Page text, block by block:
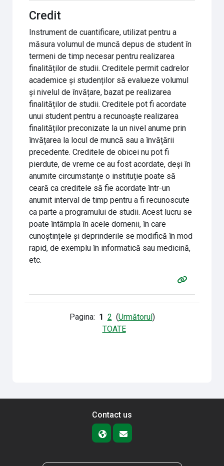
Credit
Instrument de cuantificare, utilizat pentru a
măsura volumul de muncă depus de student în
termeni de timp necesar pentru realizarea
finalităților de studii. Creditele permit cadrelor
academice și studenților să evalueze volumul
și nivelul de învățare, bazat pe realizarea
finalităților de studii. Creditele pot fi acordate
unui student pentru a recunoaște realizarea
finalităților preconizate la un nivel anume prin
învățarea la locul de muncă sau a învățării
precedente. Creditele de obicei nu pot fi
pierdute, de vreme ce au fost acordate, deși în
anumite circumstanțe o instituție poate să
ceară ca creditele să fie acordate într-un
anumit interval de timp pentru a fi recunoscute
ca parte a programului de studii. Acest lucru se
poate întâmpla în acele domenii, în care
cunoștințele și deprinderile se modifică în mod
rapid, de exemplu în informatică sau medicină,
etc.
Pagina: 1 2 (Următorul)
TOATE
Contact us